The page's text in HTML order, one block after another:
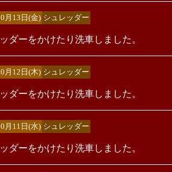
月13日(金) シュレッダー
ダーをかけたり洗車しました。
月12日(木) シュレッダー
ダーをかけたり洗車しました。
月11日(水) シュレッダー
ダーをかけたり洗車しました。